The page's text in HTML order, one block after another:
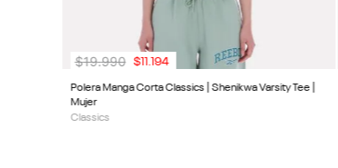
Polera Manga Corta Classics | Shenikwa Varsity Tee |
Mujer
Classics
$19.990 $11.194